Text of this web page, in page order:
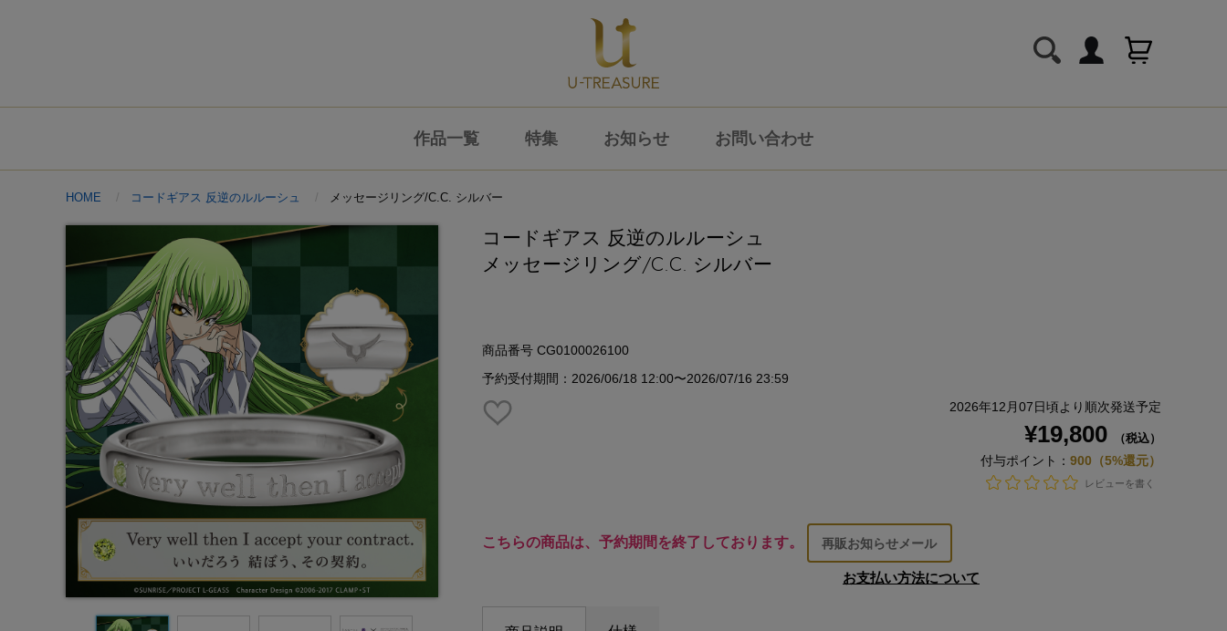
作品一覧 特集 お知らせ お問い合わせ
HOME コードギアス 反逆のルルーシュ メッセージリング/C.C. シルバー
コードギアス 反逆のルルーシュ
メッセージリング/C.C. シルバー
商品番号 CG0100026100
予約受付期間：2026/06/18 12:00〜2026/07/16 23:59
2026年12月07日頃より順次発送予定
¥19,800 （税込）
付与ポイント： 900（5%還元）
レビューを書く
こちらの商品は、予約期間を終了しております。 再販お知らせメール
お支払い方法について